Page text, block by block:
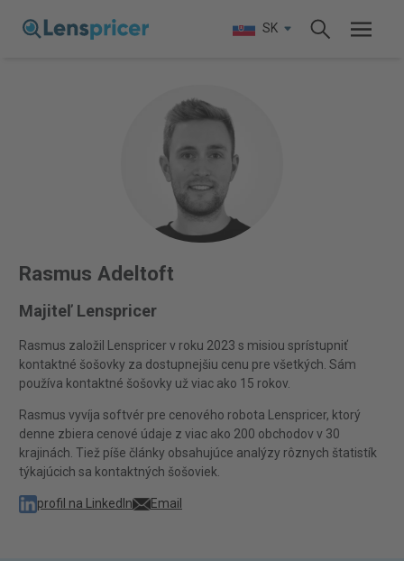
SK
Rasmus Adeltoft
Majiteľ Lenspricer
Rasmus založil Lenspricer v roku 2023 s misiou sprístupniť
kontaktné šošovky za dostupnejšiu cenu pre všetkých. Sám
používa kontaktné šošovky už viac ako 15 rokov.
Rasmus vyvíja softvér pre cenového robota Lenspricer, ktorý
denne zbiera cenové údaje z viac ako 200 obchodov v 30
krajinách. Tiež píše články obsahujúce analýzy rôznych štatistík
týkajúcich sa kontaktných šošoviek.
profil na LinkedIn Email